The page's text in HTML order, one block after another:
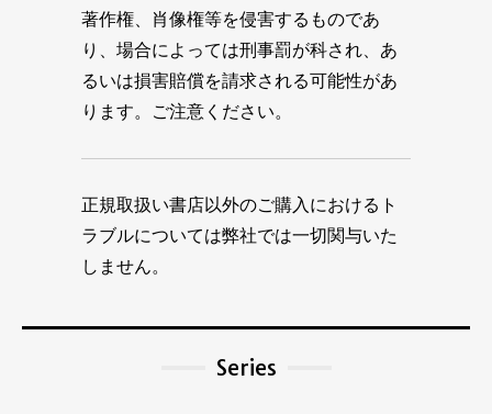
著作権、肖像権等を侵害するものであ
り、場合によっては刑事罰が科され、あ
るいは損害賠償を請求される可能性があ
ります。ご注意ください。
正規取扱い書店以外のご購入におけるト
ラブルについては弊社では一切関与いた
しません。
Series